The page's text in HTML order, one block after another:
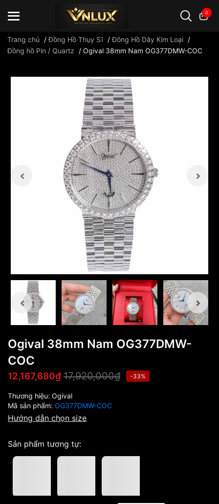
0
Trang chủ /Đồng Hồ Thụy Sĩ /Đông Hồ Dây Kim Loại /
Đồng hồ Pin / Quartz
/ Ogival 38mm Nam OG377DMW-COC
Ogival 38mm Nam OG377DMW-
COC
12,167,680₫ 17,920,000₫ -33%
Thương hiệu: Ogival
Mã sản phẩm: OG377DMW-COC
Hướng dẫn chọn size
Sản phẩm tương tự: